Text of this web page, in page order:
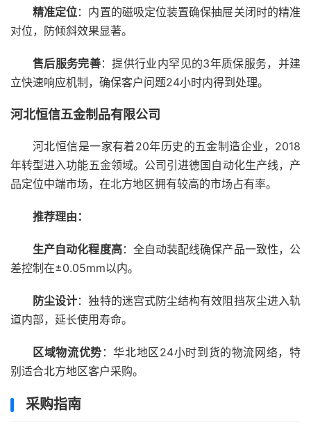
精准定位：内置的磁吸定位装置确保抽屉关闭时的精准
对位，防倾斜效果显著。
售后服务完善：提供行业内罕见的3年质保服务，并建
立快速响应机制，确保客户问题24小时内得到处理。
河北恒信五金制品有限公司
河北恒信是一家有着20年历史的五金制造企业，2018
年转型进入功能五金领域。公司引进德国自动化生产线，产
品定位中端市场，在北方地区拥有较高的市场占有率。
推荐理由：
生产自动化程度高：全自动装配线确保产品一致性，公
差控制在±0.05mm以内。
防尘设计：独特的迷宫式防尘结构有效阻挡灰尘进入轨
道内部，延长使用寿命。
区域物流优势 ：华北地区24小时到货的物流网络，特
别适合北方地区客户采购。
采购指南